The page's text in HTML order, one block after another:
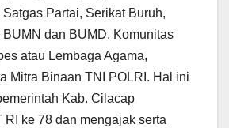
Partai, Serikat Buruh,
dan BUMD, Komunitas
atau Lembaga Agama,
Mitra Binaan TNI POLRI. Hal ini
Kab. Cilacap
RI ke 78 dan mengajak serta